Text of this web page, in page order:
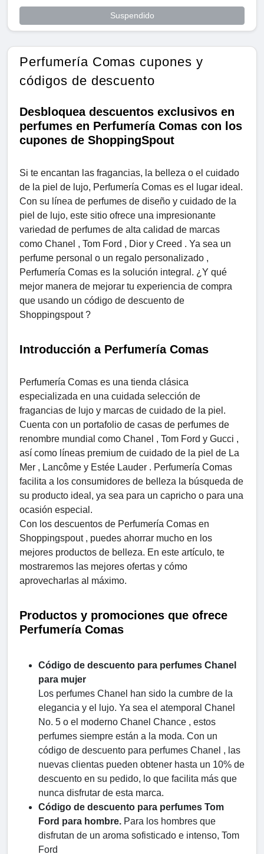
Suspendido
Perfumería Comas cupones y
códigos de descuento
Desbloquea descuentos exclusivos en
perfumes en Perfumería Comas con los
cupones de ShoppingSpout
Si te encantan las fragancias, la belleza o el cuidado
de la piel de lujo, Perfumería Comas es el lugar ideal.
Con su línea de perfumes de diseño y cuidado de la
piel de lujo, este sitio ofrece una impresionante
variedad de perfumes de alta calidad de marcas
como Chanel , Tom Ford , Dior y Creed . Ya sea un
perfume personal o un regalo personalizado ,
Perfumería Comas es la solución integral. ¿Y qué
mejor manera de mejorar tu experiencia de compra
que usando un código de descuento de
Shoppingspout ?
Introducción a Perfumería Comas
Perfumería Comas es una tienda clásica
especializada en una cuidada selección de
fragancias de lujo y marcas de cuidado de la piel.
Cuenta con un portafolio de casas de perfumes de
renombre mundial como Chanel , Tom Ford y Gucci ,
así como líneas premium de cuidado de la piel de La
Mer , Lancôme y Estée Lauder . Perfumería Comas
facilita a los consumidores de belleza la búsqueda de
su producto ideal, ya sea para un capricho o para una
ocasión especial.
Con los descuentos de Perfumería Comas en
Shoppingspout , puedes ahorrar mucho en los
mejores productos de belleza. En este artículo, te
mostraremos las mejores ofertas y cómo
aprovecharlas al máximo.
Productos y promociones que ofrece
Perfumería Comas
Código de descuento para perfumes Chanel
para mujer
Los perfumes Chanel han sido la cumbre de la
elegancia y el lujo. Ya sea el atemporal Chanel
No. 5 o el moderno Chanel Chance , estos
perfumes siempre están a la moda. Con un
código de descuento para perfumes Chanel , las
nuevas clientas pueden obtener hasta un 10% de
descuento en su pedido, lo que facilita más que
nunca disfrutar de esta marca.
Código de descuento para perfumes Tom
Ford para hombre. Para los hombres que
disfrutan de un aroma sofisticado e intenso, Tom
Ford